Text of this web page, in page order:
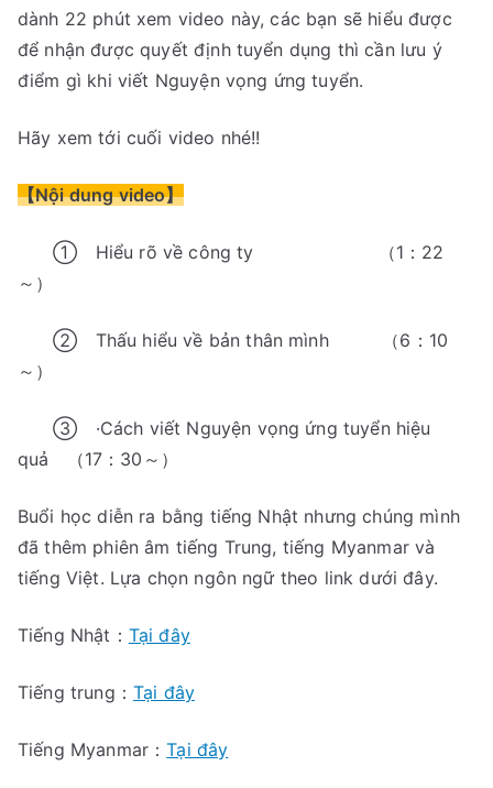
dành 22 phút xem video này, các bạn sẽ hiểu được
để nhận được quyết định tuyển dụng thì cần lưu ý
điểm gì khi viết Nguyện vọng ứng tuyển.
Hãy xem tới cuối video nhé!!
【Nội dung video】
① Hiểu rõ về công ty （1：22
～）
② Thấu hiểu về bản thân mình （6：10
～）
③ ·Cách viết Nguyện vọng ứng tuyển hiệu
quả （17：30～）
Buổi học diễn ra bằng tiếng Nhật nhưng chúng mình
đã thêm phiên âm tiếng Trung, tiếng Myanmar và
tiếng Việt. Lựa chọn ngôn ngữ theo link dưới đây.
Tiếng Nhật： Tại đây
Tiếng trung： Tại đây
Tiếng Myanmar：Tại đây